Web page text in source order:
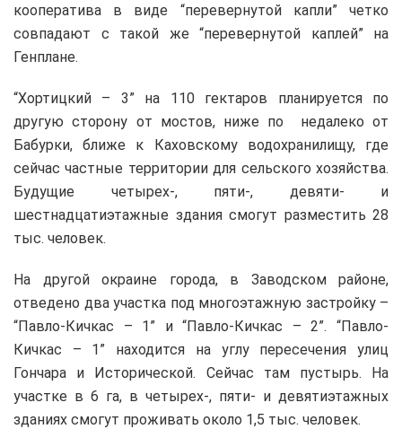
кооператива в виде “перевернутой капли” четко
совпадают с такой же “перевернутой каплей” на
Генплане.
“Хортицкий – 3” на 110 гектаров планируется по
другую сторону от мостов, ниже по недалеко от
Бабурки, ближе к Каховскому водохранилищу, где
сейчас частные территории для сельского хозяйства.
Будущие четырех-, пяти-, девяти- и
шестнадцатиэтажные здания смогут разместить 28
тыс. человек.
На другой окраине города, в Заводском районе,
отведено два участка под многоэтажную застройку –
“Павло-Кичкас – 1” и “Павло-Кичкас – 2”. “Павло-
Кичкас – 1” находится на углу пересечения улиц
Гончара и Исторической. Сейчас там пустырь. На
участке в 6 га, в четырех-, пяти- и девятиэтажных
зданиях смогут проживать около 1,5 тыс. человек.